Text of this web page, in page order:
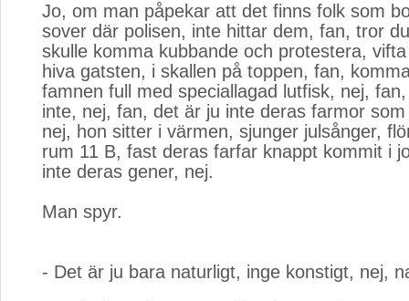
Jo, om man påpekar att det finns folk som
sover där polisen, inte hittar dem, fan, tror
skulle komma kubbande och protestera,
hiva gatsten, i skallen på toppen, fan,
famnen full med speciallagad lutfisk, nej,
inte, nej, fan, det är ju inte deras farmor
nej, hon sitter i värmen, sjunger julsånger,
rum 11 B, fast deras farfar knappt kommit i
inte deras gener, nej.
Man spyr.
- Det är ju bara naturligt, inge konstigt, nej,